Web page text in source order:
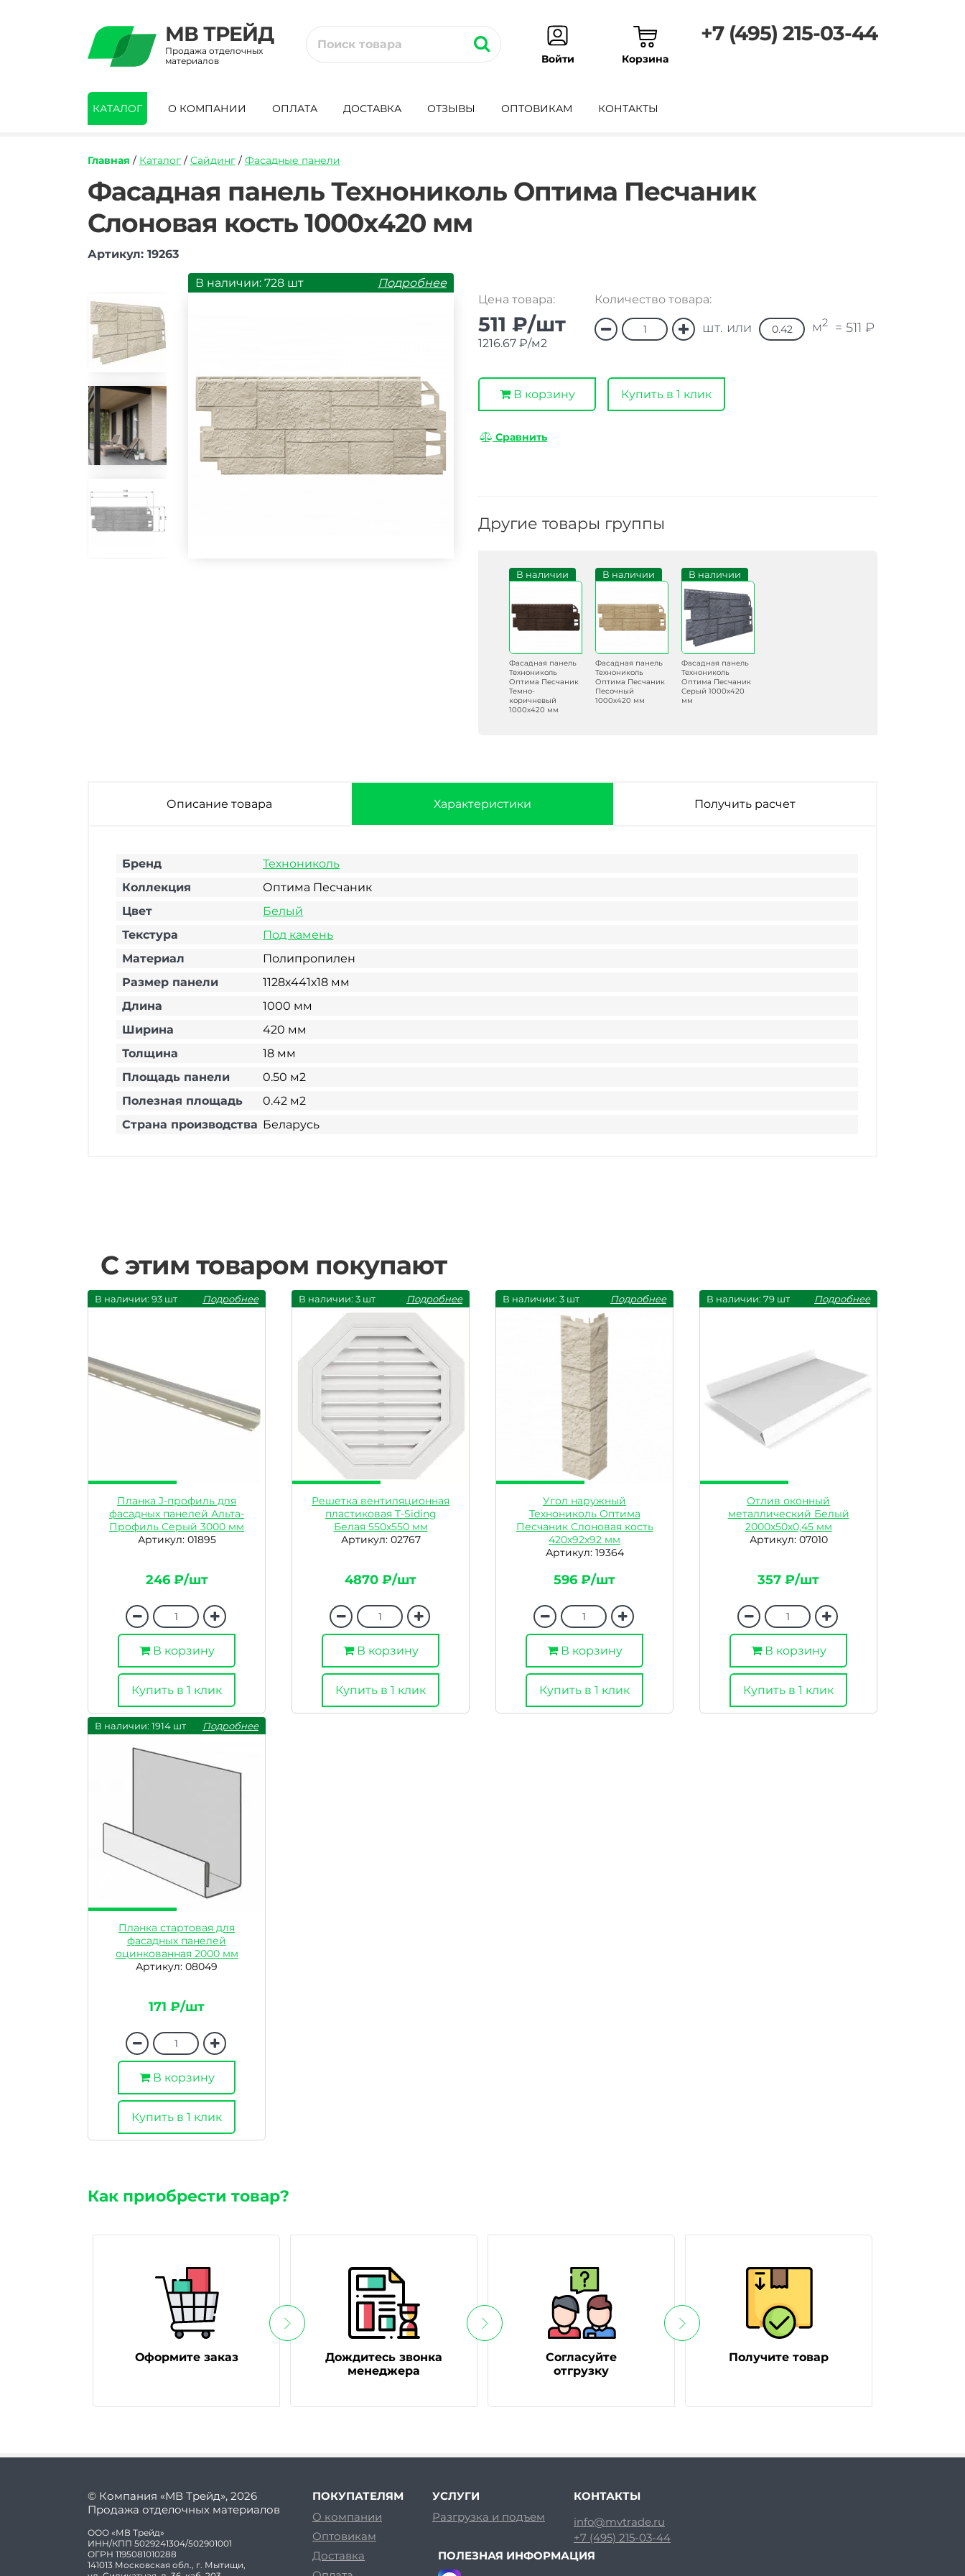
МВ ТРЕЙД
Продажа отделочных
материалов
Войти Корзина
+7 (495) 215-03-44
КАТАЛОГ О КОМПАНИИ ОПЛАТА ДОСТАВКА ОТЗЫВЫ ОПТОВИКАМ КОНТАКТЫ
Главная / Каталог / Сайдинг / Фасадные панели
https://mvtrade.ru/images/id/normal/fasadnaya-
panel-
optima-
peschanik-
slonovaya-
kost-
Фасадная панель Технониколь Оптима Песчаник
Слоновая кость 1000х420 мм
Артикул: 19263
В наличии: 728 шт
Подробнее
Цена товара:
511 ₽/шт
1216.67 ₽/м2
Количество товара:
шт. или м2 = 511 ₽
В корзину Купить в 1 клик
Сравнить
Другие товары группы
В наличии
Фасадная панель
Технониколь
Оптима Песчаник
Темно-
коричневый
1000х420 мм
В наличии
Фасадная панель
Технониколь
Оптима Песчаник
Песочный
1000х420 мм
В наличии
Фасадная панель
Технониколь
Оптима Песчаник
Серый 1000х420
мм
Описание товара Характеристики Получить расчет
Бренд
Технониколь
Коллекция
Оптима Песчаник
Цвет
Белый
Текстура
Под камень
Материал
Полипропилен
Размер панели
1128х441х18 мм
Длина
1000 мм
Ширина
420 мм
Толщина
18 мм
Площадь панели
0.50 м2
Полезная площадь
0.42 м2
Страна производства Беларусь
С этим товаром покупают
В наличии: 93 шт Подробнее
Планка J-профиль для
фасадных панелей Альта-
Профиль Серый 3000 мм
Артикул: 01895
246 ₽/шт
В корзину
Купить в 1 клик
В наличии: 3 шт Подробнее
Решетка вентиляционная
пластиковая T-Siding
Белая 550х550 мм
Артикул: 02767
4870 ₽/шт
В корзину
Купить в 1 клик
В наличии: 3 шт Подробнее
Угол наружный
Технониколь Оптима
Песчаник Слоновая кость
420х92х92 мм
Артикул: 19364
596 ₽/шт
В корзину
Купить в 1 клик
В наличии: 79 шт Подробнее
Отлив оконный
металлический Белый
2000х50х0,45 мм
Артикул: 07010
357 ₽/шт
В корзину
Купить в 1 клик
В наличии: 1914 шт Подробнее
Планка стартовая для
фасадных панелей
оцинкованная 2000 мм
Артикул: 08049
171 ₽/шт
В корзину
Купить в 1 клик
Как приобрести товар?
Оформите заказ
Дождитесь звонка
менеджера
Согласуйте
отгрузку
Получите товар
© Компания «МВ Трейд», 2026
Продажа отделочных материалов
ООО «МВ Трейд»
ИНН/КПП 5029241304/502901001
ОГРН 1195081010288
141013 Московская обл., г. Мытищи,
ПОКУПАТЕЛЯМ
О компании
Оптовикам
Доставка
УСЛУГИ
Разгрузка и подъем
КОНТАКТЫ
info@mvtrade.ru
+7 (495) 215-03-44
ПОЛЕЗНАЯ ИНФОРМАЦИЯ